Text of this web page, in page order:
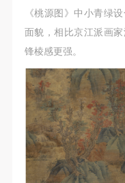
《桃源图》中小青绿
面貌，相比京江派画
锋棱感更强。